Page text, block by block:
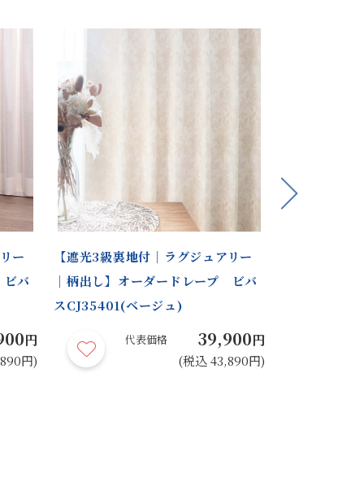
ー
バ
円
円)
【遮光3級裏地付｜ラグジュアリー
｜柄出し】オーダードレープ ビバ
スCJ35401(ベージュ)
代表価格 39,900円
(税込 43,890円)
Next